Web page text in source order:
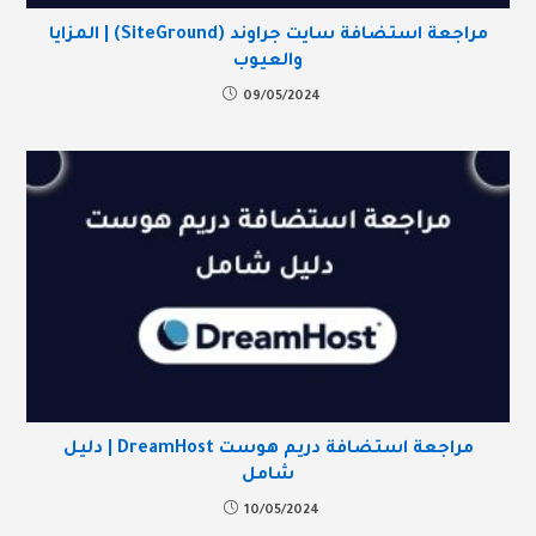
مراجعة استضافة سايت جراوند (SiteGround) | المزايا
والعيوب
09/05/2024
مراجعة استضافة دريم هوست DreamHost | دليل
شامل
10/05/2024